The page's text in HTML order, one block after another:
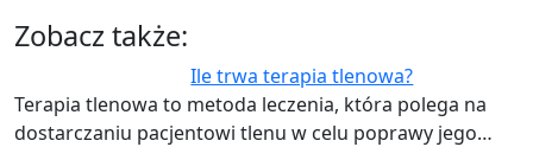
Zobacz także:
Ile trwa terapia tlenowa?
Terapia tlenowa to metoda leczenia, która polega na
dostarczaniu pacjentowi tlenu w celu poprawy jego…